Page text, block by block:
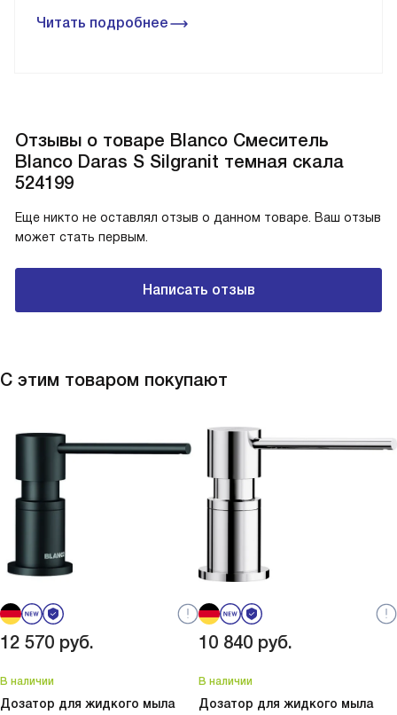
Читать подробнее
Отзывы о товаре Blanco Смеситель
Blanco Daras S Silgranit темная скала
524199
Еще никто не оставлял отзыв о данном товаре. Ваш отзыв
может стать первым.
Написать отзыв
С этим товаром покупают
12 570 руб.
В наличии
Дозатор для жидкого мыла
10 840 руб.
В наличии
Дозатор для жидкого мыла